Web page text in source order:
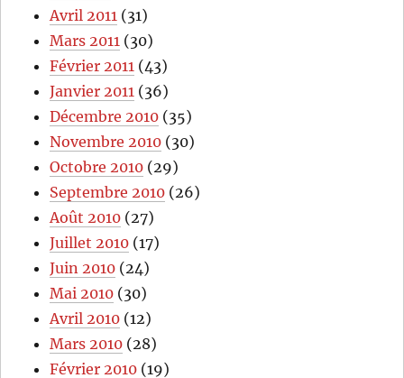
Avril 2011 (31)
Mars 2011 (30)
Février 2011 (43)
Janvier 2011 (36)
Décembre 2010 (35)
Novembre 2010 (30)
Octobre 2010 (29)
Septembre 2010 (26)
Août 2010 (27)
Juillet 2010 (17)
Juin 2010 (24)
Mai 2010 (30)
Avril 2010 (12)
Mars 2010 (28)
Février 2010 (19)